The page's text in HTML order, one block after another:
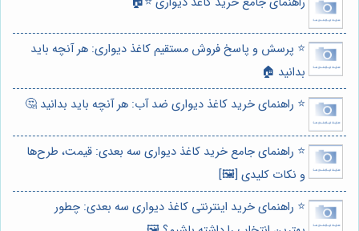
⭐️ پرسش و پاسخ فروش مستقیم کاغذ دیواری: هر آنچه باید
بدانید 🏠
⭐️ راهنمای خرید کاغذ دیواری ضد آب: هر آنچه باید بدانید 🤔
⭐️ راهنمای جامع خرید کاغذ دیواری سه بعدی: قیمت، طرح‌ها
و نکات کلیدی [🖼️]
⭐️ راهنمای خرید اینترنتی کاغذ دیواری سه بعدی: چطور